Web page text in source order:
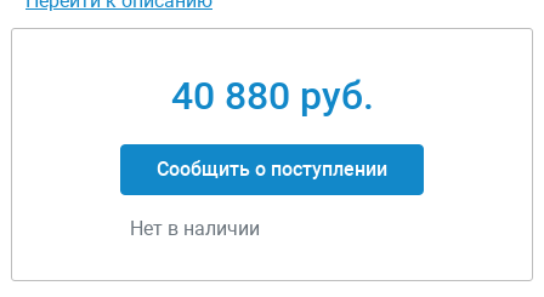
40 880 руб.
Сообщить о поступлении
Нет в наличии